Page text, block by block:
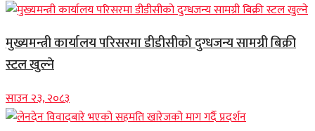
मुख्यमन्त्री कार्यालय परिसरमा डीडीसीको दुग्धजन्य सामग्री बिक्री
स्टल खुल्ने
साउन २३, २०८३